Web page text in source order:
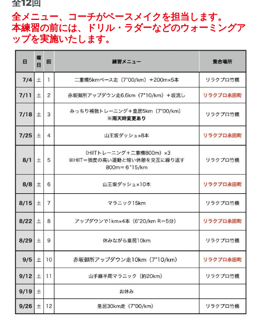
全12回
全メニュー、コーチがペースメイクを担当します。
本練習の前には、ドリル・ラダーなどのウォーミングア
ップを実施いたします。